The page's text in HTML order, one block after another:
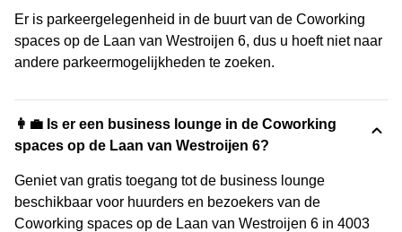
Er is parkeergelegenheid in de buurt van de Coworking
spaces op de Laan van Westroijen 6, dus u hoeft niet naar
andere parkeermogelijkheden te zoeken.
👩‍💼 Is er een business lounge in de Coworking
spaces op de Laan van Westroijen 6?
Geniet van gratis toegang tot de business lounge
beschikbaar voor huurders en bezoekers van de
Coworking spaces op de Laan van Westroijen 6 in 4003